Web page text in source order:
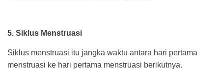
5. Siklus Menstruasi
Siklus menstruasi itu jangka waktu antara hari pertama
menstruasi ke hari pertama menstruasi berikutnya.